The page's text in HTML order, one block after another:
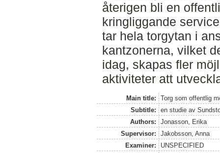
återigen bli en
kringliggande
tar hela torgytan i
kantzonerna, vilket
idag, skapas fler
aktiviteter att
Main title:
Torg som offentlig
Subtitle:
en studie av
Authors:
Jonasson, Erika
Supervisor:
Jakobsson, Anna
Examiner:
UNSPECIFIED